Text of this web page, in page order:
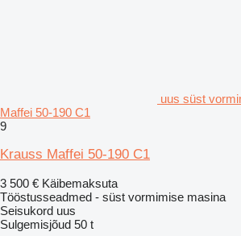
uus süst
Maffei 50‑190 C1
9
Krauss Maffei 50‑190 C1
3 500 € Käibemaksuta
Tööstusseadmed - süst vormimise masina
Seisukord uus
Sulgemisjõud 50 t